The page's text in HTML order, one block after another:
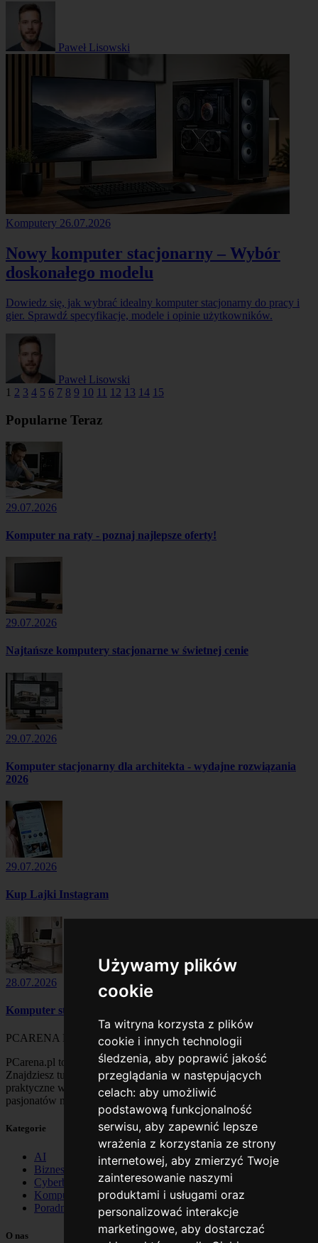
Używamy plików
cookie
Ta witryna korzysta z plików
cookie i innych technologii
śledzenia, aby poprawić jakość
przeglądania w następujących
celach: aby umożliwić
podstawową funkcjonalność
serwisu, aby zapewnić lepsze
wrażenia z korzystania ze strony
internetowej, aby zmierzyć Twoje
zainteresowanie naszymi
produktami i usługami oraz
personalizować interakcje
marketingowe, aby dostarczać
Paweł Lisowski
Komputery 26.07.2026
Nowy komputer stacjonarny – Wybór
doskonałego modelu
Dowiedz się, jak wybrać idealny komputer stacjonarny do pracy i
gier. Sprawdź specyfikacje, modele i opinie użytkowników.
Paweł Lisowski
1 2 3 4 5 6 7 8 9 10 11 12 13 14 15
Popularne Teraz
29.07.2026
Komputer na raty - poznaj najlepsze oferty!
29.07.2026
Najtańsze komputery stacjonarne w świetnej cenie
29.07.2026
Komputer stacjonarny dla architekta - wydajne rozwiązania
2026
29.07.2026
Kup Lajki Instagram
28.07.2026
Komputer stacjonarny dla ucznia - Jak wybrać najlepszy?
PCARENA PL
PCarena.pl to blog o technologii, komputerach i internecie.
Znajdziesz tu poradniki, recenzje sprzętu, nowinki IT oraz
praktyczne wskazówki dla użytkowników komputerów i
pasjonatów nowych technologii.
Kategorie
AI
Biznes
Cyberbezpieczeństwo
Komputery
Poradniki
O nas